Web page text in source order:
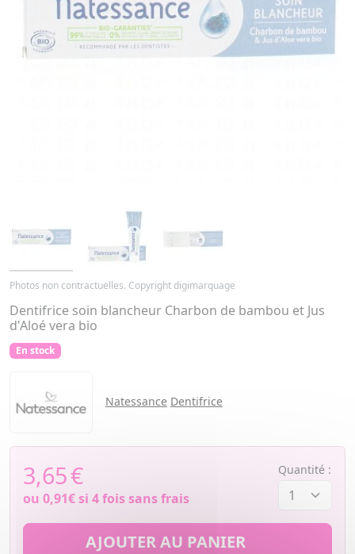
Photos non contractuelles. Copyright digimarquage
Dentifrice soin blancheur Charbon de bambou et Jus
d'Aloé vera bio
En stock
Natessance Dentifrice
3,65€
ou 0,91€si 4 fois sans frais
Quantité :
AJOUTER AU PANIER